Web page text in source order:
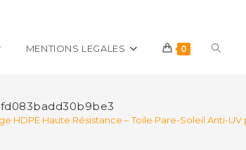
MENTIONS LEGALES 0 Toggle
HDPE Haute Résistance – Toile Pare-Soleil Anti-